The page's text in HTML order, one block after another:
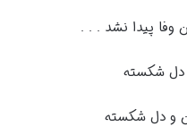
وفا پیدا نشد . . .
دل شکسته